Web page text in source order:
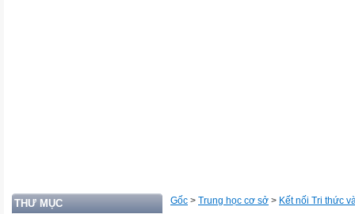
THƯ MỤC Gốc > Trung học cơ sở > Kết nối Tri thức